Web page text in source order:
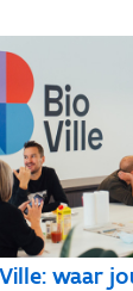
waar